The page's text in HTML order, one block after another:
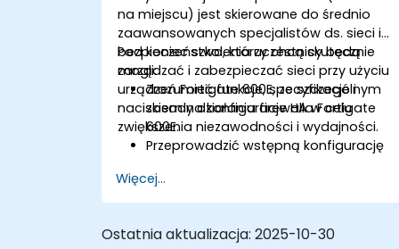
na miejscu) jest skierowane do średnio
zaawansowanych specjalistów ds. sieci i
bezpieczeństwa, którzy chcą skutecznie
zarządzać i zabezpieczać sieci przy użyciu
urządzeń Fortigate 600E, ze szczególnym
naciskiem na konfiguracje HA w celu
zwiększenia niezawodności i wydajności.
Pod koniec szkolenia uczestnicy będą
mogli:
Zrozumieć funkcje, specyfikacje i
zasady działania firewalla Fortigate
600E.
Przeprowadzić wstępną konfigurację
zadania konfiguracyjne, takie jak
ustawianie interfejsów, routingu i
Konfigurować i zarządzać
Więcej...
Ostatnia aktualizacja: 2025-10-30